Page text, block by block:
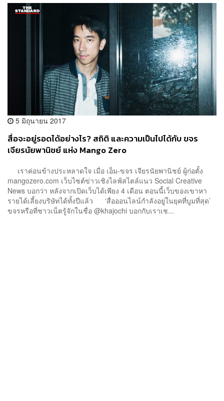
5 มิถุนายน 2017
สื่อจะอยู่รอดได้อย่างไร? สถิติ และความเป็นไปได้กับ ขจร
เจียรนัยพานิชย์ แห่ง Mango Zero
เราค่อนข้างประหลาดใจ เมื่อ เอ็ม-ขจร เจียรนัยพานิชย์ ผู้ก่อตั้ง
mangozero.com เว็บไซต์ข่าวเชิงไลฟ์สไตล์แนว Social Creative
News บอกว่า หลังจากเปิดเว็บได้เพียง 4 เดือน ตอนนี้เว็บของเขาหา
รายได้เลี้ยงบริษัทได้ทั้งปีแล้ว ‘สื่อออนไลน์กำลังอยู่ในยุคที่บูมที่สุด’
ขจรหรือที่ชาวเน็ตรู้จักในชื่อ @khajochi บอกกับเราเช...